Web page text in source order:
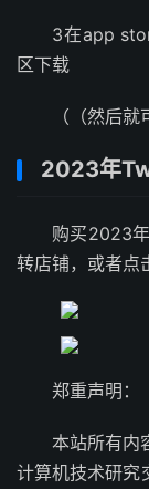
3在app
区下载
（（然后
2023年
购买2023
转店铺，或者点
郑重声明：
本站所有内
计算机技术研究